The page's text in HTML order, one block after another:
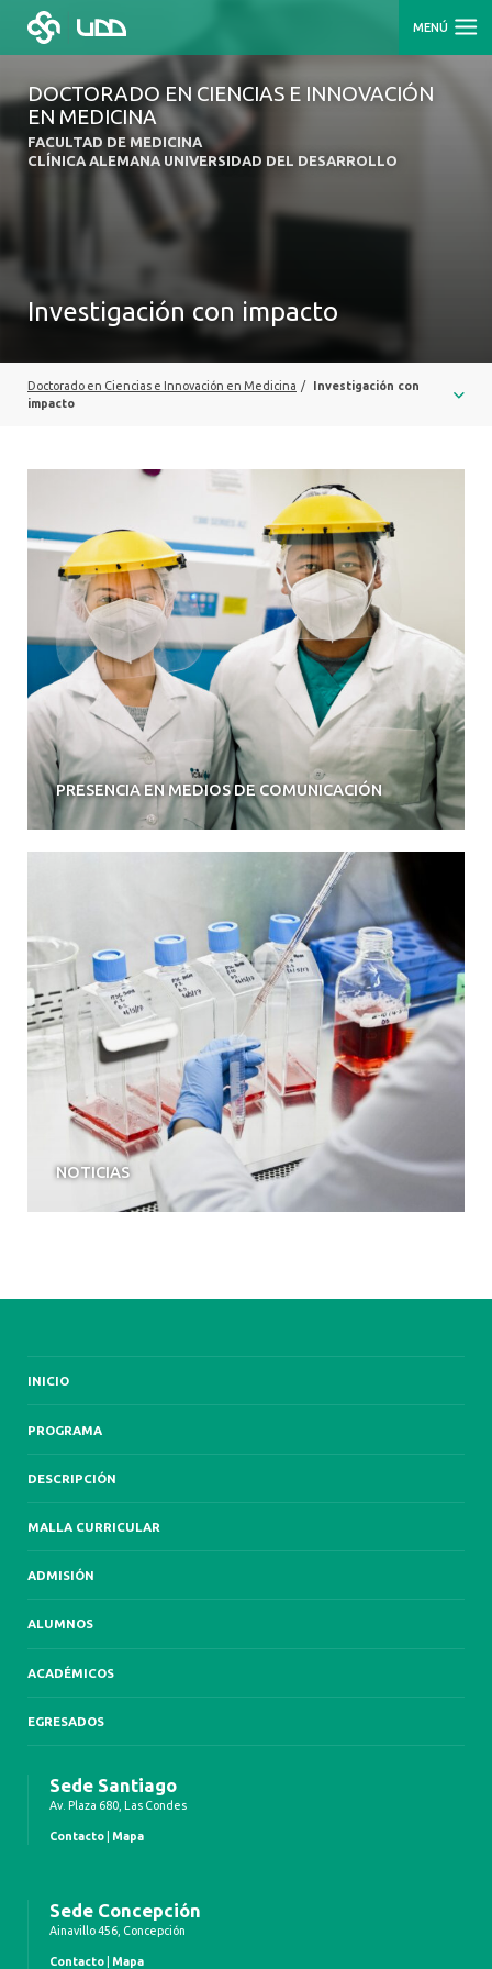
MENÚ
DOCTORADO EN CIENCIAS E INNOVACIÓN
EN MEDICINA
FACULTAD DE MEDICINA
CLÍNICA ALEMANA UNIVERSIDAD DEL DESARROLLO
Investigación con impacto
Doctorado en Ciencias e Innovación en Medicina /
Investigación con
impacto
PRESENCIA EN MEDIOS DE COMUNICACIÓN
NOTICIAS
INICIO
PROGRAMA
DESCRIPCIÓN
MALLA CURRICULAR
ADMISIÓN
ALUMNOS
ACADÉMICOS
EGRESADOS
Sede Santiago
Av. Plaza 680, Las Condes
Contacto Mapa
Sede Concepción
Ainavillo 456, Concepción
Contacto Mapa